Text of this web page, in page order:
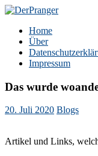
Zum
springen
DerPranger
Finanzen, Freiheit,
Home
Über
Impressum
Das wurde
20. Juli 2020 Blogs
Artikel und Links,